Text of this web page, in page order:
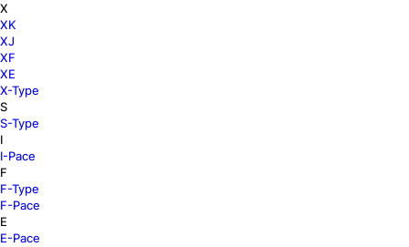
X
XK
XJ
XF
XE
X-Type
S
S-Type
I
I-Pace
F
F-Type
F-Pace
E
E-Pace